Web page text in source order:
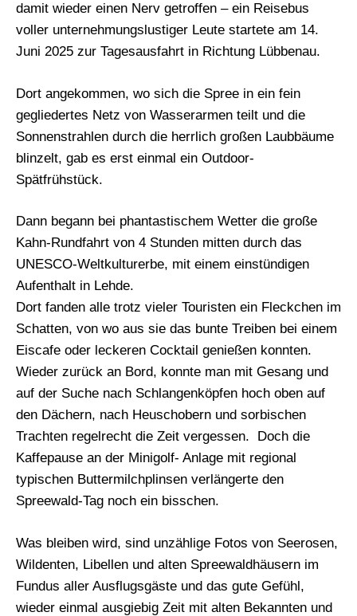
damit wieder einen Nerv getroffen – ein Reisebus
voller unternehmungslustiger Leute startete am 14.
Juni 2025 zur Tagesausfahrt in Richtung Lübbenau.
Dort angekommen, wo sich die Spree in ein fein
gegliedertes Netz von Wasserarmen teilt und die
Sonnenstrahlen durch die herrlich großen Laubbäume
blinzelt, gab es erst einmal ein Outdoor-
Spätfrühstück.
Dann begann bei phantastischem Wetter die große
Kahn-Rundfahrt von 4 Stunden mitten durch das
UNESCO-Weltkulturerbe, mit einem einstündigen
Aufenthalt in Lehde.
Dort fanden alle trotz vieler Touristen ein Fleckchen im
Schatten, von wo aus sie das bunte Treiben bei einem
Eiscafe oder leckeren Cocktail genießen konnten.
Wieder zurück an Bord, konnte man mit Gesang und
auf der Suche nach Schlangenköpfen hoch oben auf
den Dächern, nach Heuschobern und sorbischen
Trachten regelrecht die Zeit vergessen. Doch die
Kaffepause an der Minigolf- Anlage mit regional
typischen Buttermilchplinsen verlängerte den
Spreewald-Tag noch ein bisschen.
Was bleiben wird, sind unzählige Fotos von Seerosen,
Wildenten, Libellen und alten Spreewaldhäusern im
Fundus aller Ausflugsgäste und das gute Gefühl,
wieder einmal ausgiebig Zeit mit alten Bekannten und